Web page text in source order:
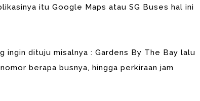
itu Google Maps atau SG Buses hal ini
ingin dituju misalnya : Gardens By The Bay lalu
berapa busnya, hingga perkiraan jam